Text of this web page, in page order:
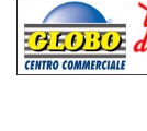
del
sito